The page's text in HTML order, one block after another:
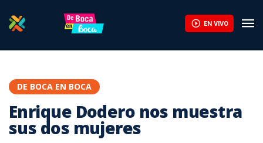
EN VIVO
DE BOCA EN BOCA
Enrique Dodero nos muestra
sus dos mujeres